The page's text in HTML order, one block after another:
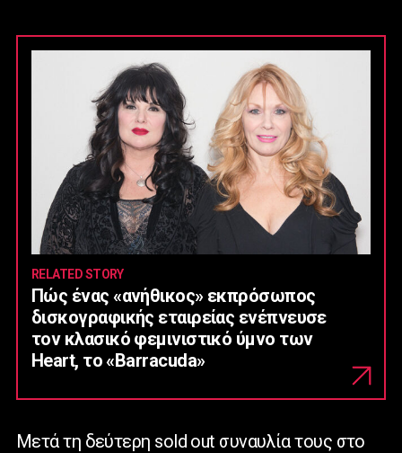
RELATED STORY
Πώς ένας «ανήθικος» εκπρόσωπος
δισκογραφικής εταιρείας ενέπνευσε
τον κλασικό φεμινιστικό ύμνο των
Heart, το «Barracuda»
Mετά τη δεύτερη sold out συναυλία τους στο